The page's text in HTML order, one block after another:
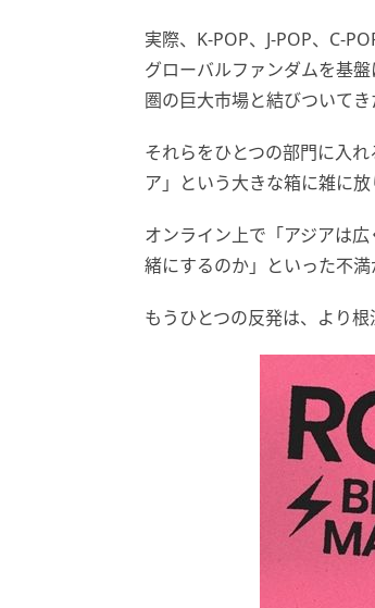
実際、K-POP、J-POP、C-
グローバルファンダムを基
圏の巨大市場と結びついてき
それらをひとつの部門に入
ア」という大きな箱に雑に放
オンライン上で「アジアは
緒にするのか」といった不満
もうひとつの反発は、より根